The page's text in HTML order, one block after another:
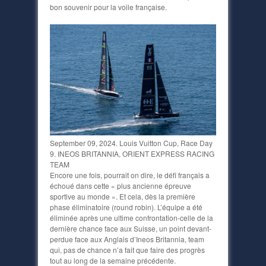
bon souvenir pour la voile française.
September 09, 2024. Louis Vuitton Cup, Race Day
9. INEOS BRITANNIA, ORIENT EXPRESS RACING
TEAM
Encore une fois, pourrait on dire, le défi français a
échoué dans cette « plus ancienne épreuve
sportive au monde ». Et cela, dès la première
phase éliminatoire (round robin). L’équipe a été
éliminée après une ultime confrontation-celle de la
dernière chance face aux Suisse, un point devant-
perdue face aux Anglais d’Ineos Britannia, team
qui, pas de chance n’a fait que faire des progrès
tout au long de la semaine précédente.